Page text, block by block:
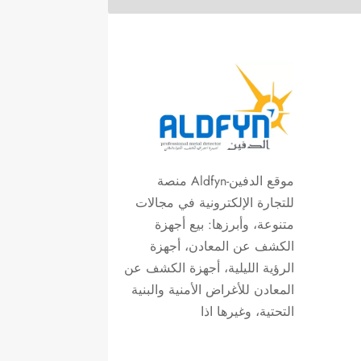
موقع الدفين-Aldfyn منصة
للتجارة الإلكترونية في مجالات
متنوعة، وأبرزها: بيع أجهزة
الكشف عن المعادن، أجهزة
الرؤية الليلية، أجهزة الكشف عن
المعادن للأغراض الأمنية والبنية
التحتية، وغيرها اذا